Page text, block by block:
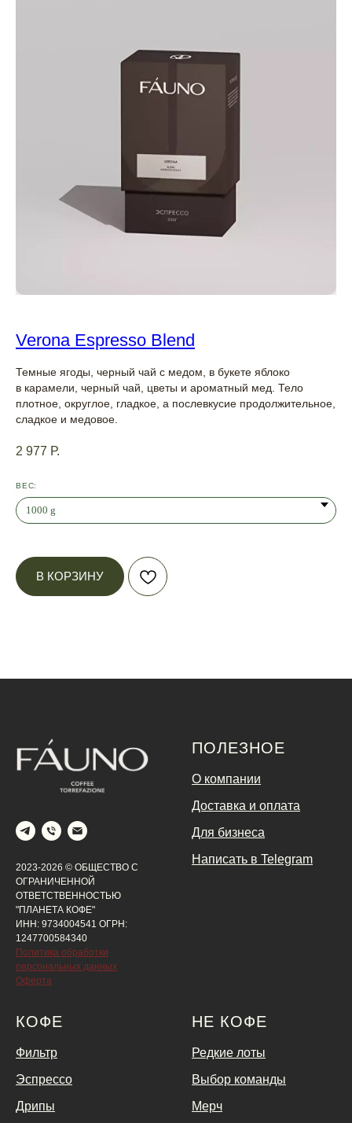
Verona Espresso Blend
Темные ягоды, черный чай с медом, в букете яблоко
в карамели, черный чай, цветы и ароматный мед. Тело
плотное, округлое, гладкое, а послевкусие продолжительное,
сладкое и медовое.
2 977 Р.
ВЕС:
В КОРЗИНУ
2023-2026 © ОБЩЕСТВО С
ОГРАНИЧЕННОЙ
ОТВЕТСТВЕННОСТЬЮ
"ПЛАНЕТА КОФЕ"
ИНН: 9734004541 ОГРН:
1247700584340
Политика обработки
персональных данных
Оферта
ПОЛЕЗНОЕ
О компании
Доставка и оплата
Для бизнеса
Написать в Telegram
КОФЕ
Фильтр
Эспрессо
Дрипы
НЕ КОФЕ
Редкие лоты
Выбор команды
Мерч